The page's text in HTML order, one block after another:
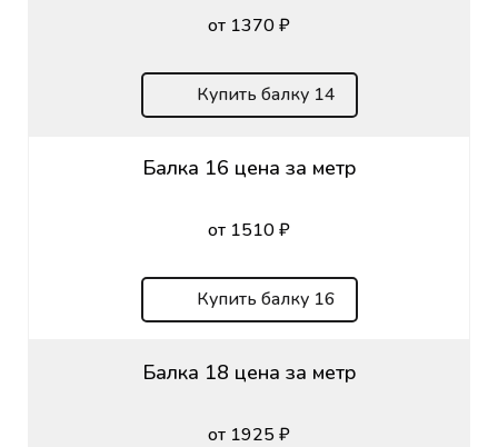
от 1370 ₽
Купить балку 14
Балка 16 цена за метр
от 1510 ₽
Купить балку 16
Балка 18 цена за метр
от 1925 ₽